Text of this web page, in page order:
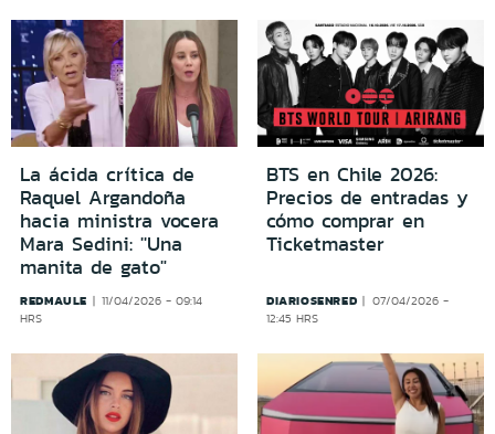
La ácida crítica de
Raquel Argandoña
hacia ministra vocera
Mara Sedini: ''Una
manita de gato"
REDMAULE
11/04/2026 - 09:14
HRS
BTS en Chile 2026:
Precios de entradas y
cómo comprar en
Ticketmaster
DIARIOSENRED
07/04/2026 -
12:45 HRS